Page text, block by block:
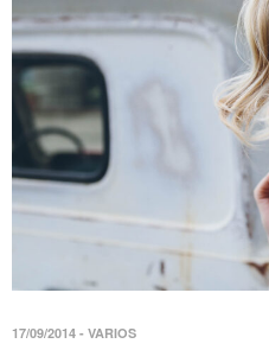
17/09/2014 - VARIOS